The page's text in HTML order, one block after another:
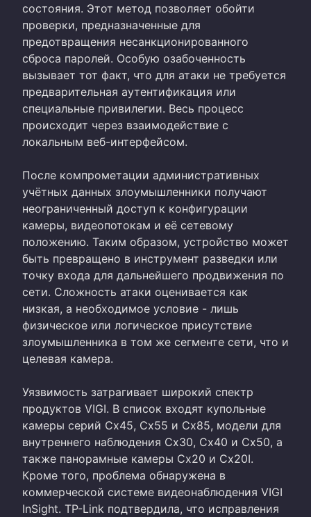
состояния. Этот метод позволяет обойти
проверки, предназначенные для
предотвращения несанкционированного
сброса паролей. Особую озабоченность
вызывает тот факт, что для атаки не требуется
предварительная аутентификация или
специальные привилегии. Весь процесс
происходит через взаимодействие с
локальным веб-интерфейсом.
После компрометации административных
учётных данных злоумышленники получают
неограниченный доступ к конфигурации
камеры, видеопотокам и её сетевому
положению. Таким образом, устройство может
быть превращено в инструмент разведки или
точку входа для дальнейшего продвижения по
сети. Сложность атаки оценивается как
низкая, а необходимое условие - лишь
физическое или логическое присутствие
злоумышленника в том же сегменте сети, что и
целевая камера.
Уязвимость затрагивает широкий спектр
продуктов VIGI. В список входят купольные
камеры серий Cx45, Cx55 и Cx85, модели для
внутреннего наблюдения Cx30, Cx40 и Cx50, а
также панорамные камеры Cx20 и Cx20I.
Кроме того, проблема обнаружена в
коммерческой системе видеонаблюдения VIGI
InSight. TP-Link подтвердила, что исправления